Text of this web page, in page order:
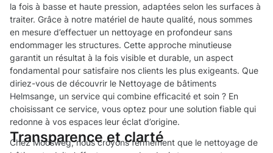
la fois à basse et haute pression, adaptées selon les surfaces à
traiter. Grâce à notre matériel de haute qualité, nous sommes
en mesure d’effectuer un nettoyage en profondeur sans
endommager les structures. Cette approche minutieuse
garantit un résultat à la fois visible et durable, un aspect
fondamental pour satisfaire nos clients les plus exigeants. Que
diriez-vous de découvrir le Nettoyage de bâtiments
Helmsange, un service qui combine efficacité et soin ? En
choisissant ce service, vous optez pour une solution fiable qui
redonne à vos espaces leur éclat d’origine.
Transparence et clarté
Chez Moosweg, nous croyons fermement que le nettoyage de